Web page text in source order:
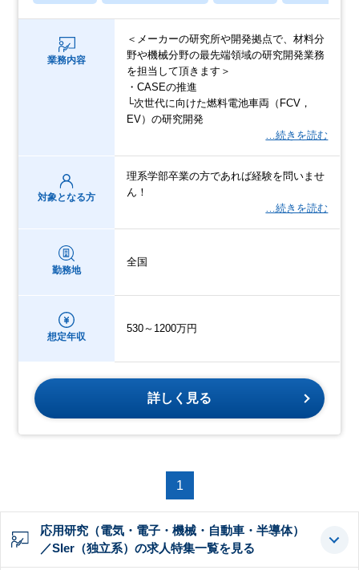
業務内容
＜メーカーの研究所や開発拠点で、材料分
野や機械分野の最先端領域の研究開発業務
を担当して頂きます＞
・CASEの推進
└次世代に向けた燃料電池車両（FCV，
EV）の研究開発
…続きを読む
対象となる方
理系学部卒業の方であれば経験を問いませ
ん！
…続きを読む
勤務地
全国
想定年収
530～1200万円
詳しく見る
1
応用研究（電気・電子・機械・自動車・半導体）
／SIer（独立系）の求人特集一覧を見る